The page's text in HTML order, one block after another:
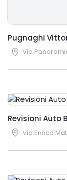
Pugnaghi
Via
Revisioni Auto
Via Enrico